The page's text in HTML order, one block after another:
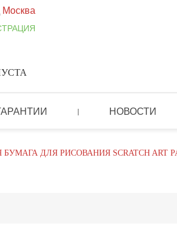
Москва
| НОВОСТИ
ДЛЯ РИСОВАНИЯ SCRATCH ART